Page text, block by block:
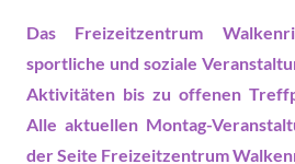
Das Freizeitzentrum
sportliche und soziale
Aktivitäten bis zu offenen
Alle aktuellen Montag-
der Seite Freizeitzentrum